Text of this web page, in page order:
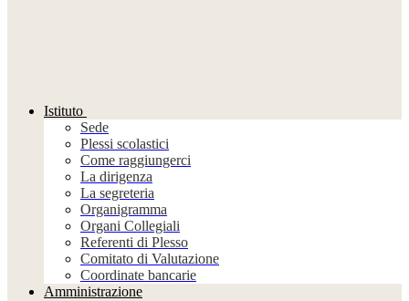
Istituto
Sede
Plessi scolastici
Come raggiungerci
La dirigenza
La segreteria
Organigramma
Organi Collegiali
Referenti di Plesso
Comitato di Valutazione
Coordinate bancarie
Amministrazione